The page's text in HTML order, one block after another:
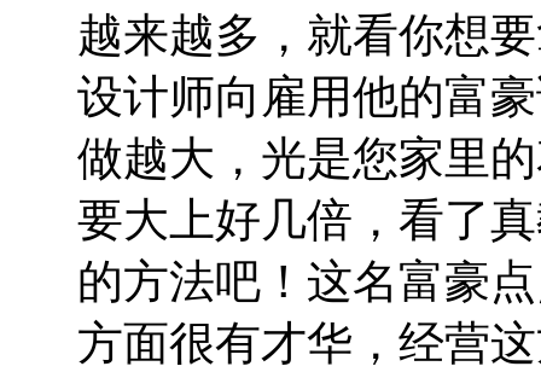
越来越多，就看你想
设计师向雇用他的富
做越大，光是您家里
要大上好几倍，看了
的方法吧！这名富豪
方面很有才华，经营